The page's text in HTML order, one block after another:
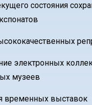
состояния
электронных
музеев
временных выставок